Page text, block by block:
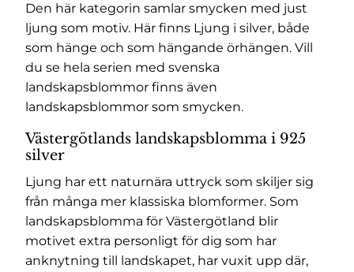
Den här kategorin samlar smycken med just
ljung som motiv. Här finns Ljung i silver, både
som hänge och som hängande örhängen. Vill
du se hela serien med svenska
landskapsblommor finns även
landskapsblommor som smycken.
Västergötlands landskapsblomma i 925
silver
Ljung har ett naturnära uttryck som skiljer sig
från många mer klassiska blomformer. Som
landskapsblomma för Västergötland blir
motivet extra personligt för dig som har
anknytning till landskapet, har vuxit upp där,